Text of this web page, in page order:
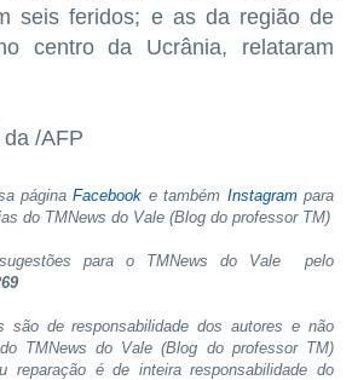
seis feridos; e as da região de
centro da Ucrânia, relataram
/AFP
páginaFacebook e também Instagrampara
do TMNews do Vale (Blog do professor TM)
para o TMNews do Vale pelo
são de responsabilidade dos autores e não
TMNews do Vale (Blog do professor TM)
reparação é de inteira responsabilidade do